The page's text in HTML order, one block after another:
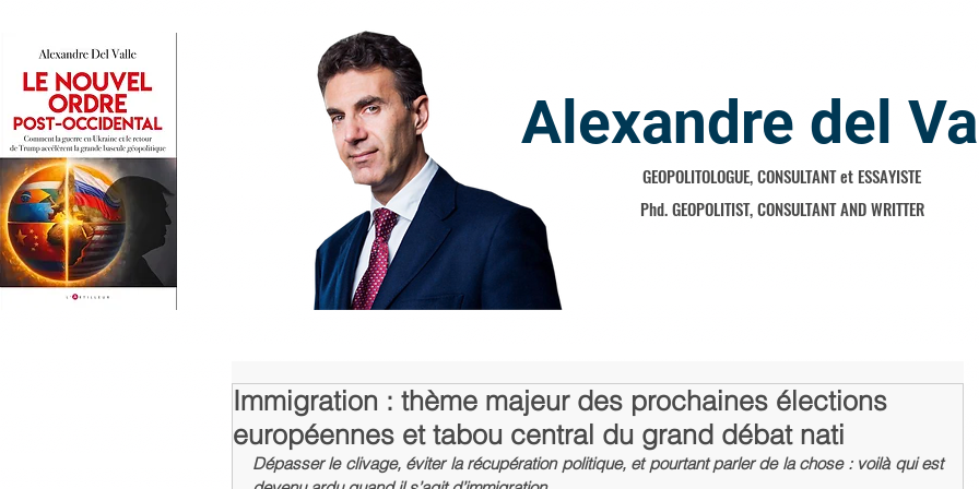
Alexandre del
GEOPOLITOLOGUE, CONSULTANT et ESSAYISTE
Phd. GEOPOLITIST, CONSULTANT AND WRITTER
Immigration : thème majeur des prochaines élections
européennes et tabou central du grand débat nati
Dépasser le clivage, éviter la récupération politique, et pourtant parler de la chose : voilà qui est